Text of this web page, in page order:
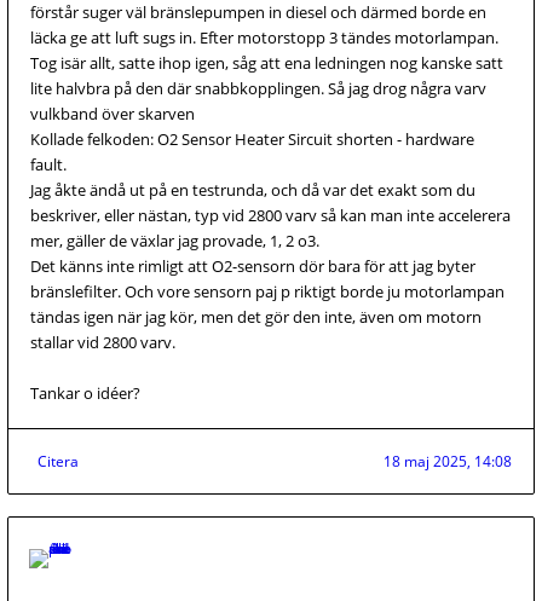
förstår suger väl bränslepumpen in diesel och därmed borde en
läcka ge att luft sugs in. Efter motorstopp 3 tändes motorlampan.
Tog isär allt, satte ihop igen, såg att ena ledningen nog kanske satt
lite halvbra på den där snabbkopplingen. Så jag drog några varv
vulkband över skarven
Kollade felkoden: O2 Sensor Heater Sircuit shorten - hardware
fault.
Jag åkte ändå ut på en testrunda, och då var det exakt som du
beskriver, eller nästan, typ vid 2800 varv så kan man inte accelerera
mer, gäller de växlar jag provade, 1, 2 o3.
Det känns inte rimligt att O2-sensorn dör bara för att jag byter
bränslefilter. Och vore sensorn paj p riktigt borde ju motorlampan
tändas igen när jag kör, men det gör den inte, även om motorn
stallar vid 2800 varv.
Tankar o idéer?
Citera 18 maj 2025, 14:08